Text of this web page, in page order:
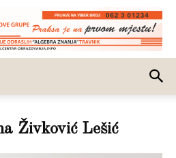
Živković Lešić